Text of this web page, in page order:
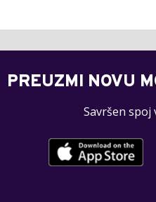
PREUZMI NOVU
Savršen spoj